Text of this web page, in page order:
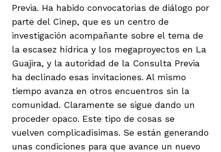
Previa. Ha habido convocatorias de diálogo por
parte del Cinep, que es un centro de
investigación acompañante sobre el tema de
la escasez hídrica y los megaproyectos en La
Guajira, y la autoridad de la Consulta Previa
ha declinado esas invitaciones. Al mismo
tiempo avanza en otros encuentros sin la
comunidad. Claramente se sigue dando un
proceder opaco. Este tipo de cosas se
vuelven complicadisimas. Se están generando
unas condiciones para que avance un nuevo